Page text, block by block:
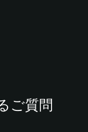
ご質問